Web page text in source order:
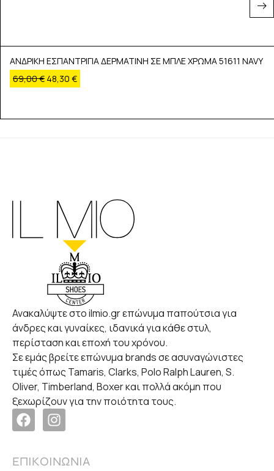
ΑΝΔΡΙΚΗ ΕΣΠΑΝΤΡΙΓΙΑ ΔΕΡΜΑΤΙΝΗ ΣΕ ΜΠΛΕ ΧΡΩΜΑ 51611 NAVY
69,00€ 48,30 €
Ανακαλύψτε στο ilmio.gr επώνυμα παπούτσια για
άνδρες και γυναίκες, ιδανικά για κάθε στυλ,
περίσταση και εποχή του χρόνου.
Σε εμάς βρείτε επώνυμα brands σε ασυναγώνιστες
τιμές όπως Tamaris, Clarks, Polo Ralph Lauren, S.
Oliver, Timberland, Boxer και πολλά ακόμη που
ξεχωρίζουν για την ποιότητα τους.
ΕΠΙΚΟΙΝΩΝΙΑ